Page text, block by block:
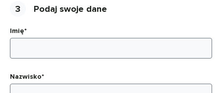
3 Podaj swoje dane
Imię*
Nazwisko*